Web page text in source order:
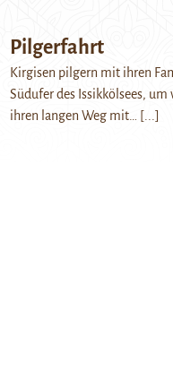
Pilgerfahrt
Kirgisen pilgern mit ihren
Südufer des Issikkölsees,
ihren langen Weg mit…
[...]